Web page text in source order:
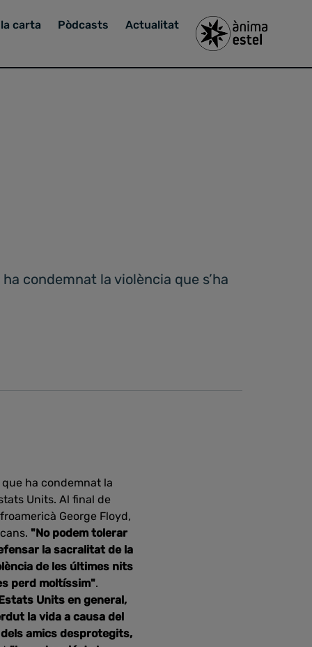
carta Pòdcasts Actualitat
condemnat la violència que s’ha
ha condemnat la
Units. Al final de
George Floyd,
"No podem tolerar
la sacralitat de la
de les últimes nits
perd moltíssim".
Units en general,
la vida a causa del
amics desprotegits,